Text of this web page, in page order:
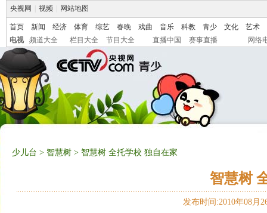
央视网 视频 网站地图
首页 新闻 经济 体育 综艺 春晚 戏曲 音乐 科教 青少 文化
艺术
电视
频道大全 栏目大全 节目大全 直播中国 赛事直播 网络
少儿台 > 智慧树 > 智慧树 全托学校 独自在家
智慧树
发布时间:2010年08月